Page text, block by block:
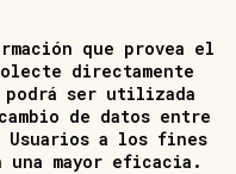
que provea el
directamente
podrá ser utilizada
de datos entre
a los fines
mayor eficacia.